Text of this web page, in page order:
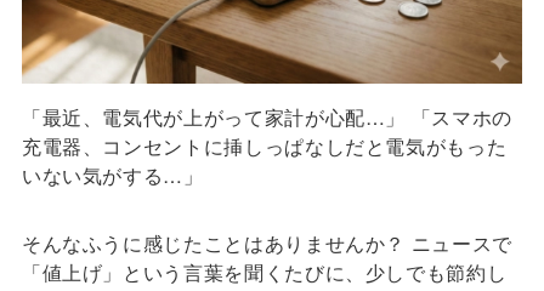
「最近、電気代が上がって家計が心配…」 「スマホの
充電器、コンセントに挿しっぱなしだと電気がもった
いない気がする…」
そんなふうに感じたことはありませんか？ ニュースで
「値上げ」という言葉を聞くたびに、少しでも節約し